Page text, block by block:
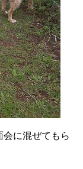
会に混ぜてもら